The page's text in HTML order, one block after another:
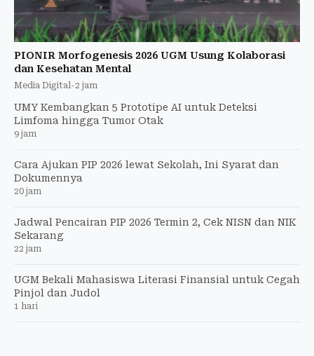
PIONIR Morfogenesis 2026 UGM Usung Kolaborasi
dan Kesehatan Mental
Media Digital-2 jam
UMY Kembangkan 5 Prototipe AI untuk Deteksi
Limfoma hingga Tumor Otak
9 jam
Cara Ajukan PIP 2026 lewat Sekolah, Ini Syarat dan
Dokumennya
20 jam
Jadwal Pencairan PIP 2026 Termin 2, Cek NISN dan NIK
Sekarang
22 jam
UGM Bekali Mahasiswa Literasi Finansial untuk Cegah
Pinjol dan Judol
1 hari